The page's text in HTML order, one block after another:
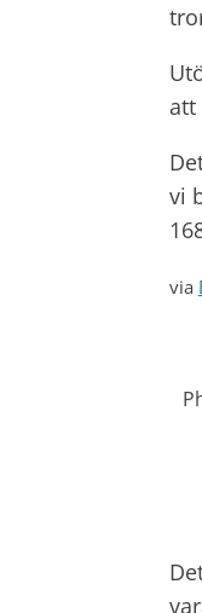
att
vi
via